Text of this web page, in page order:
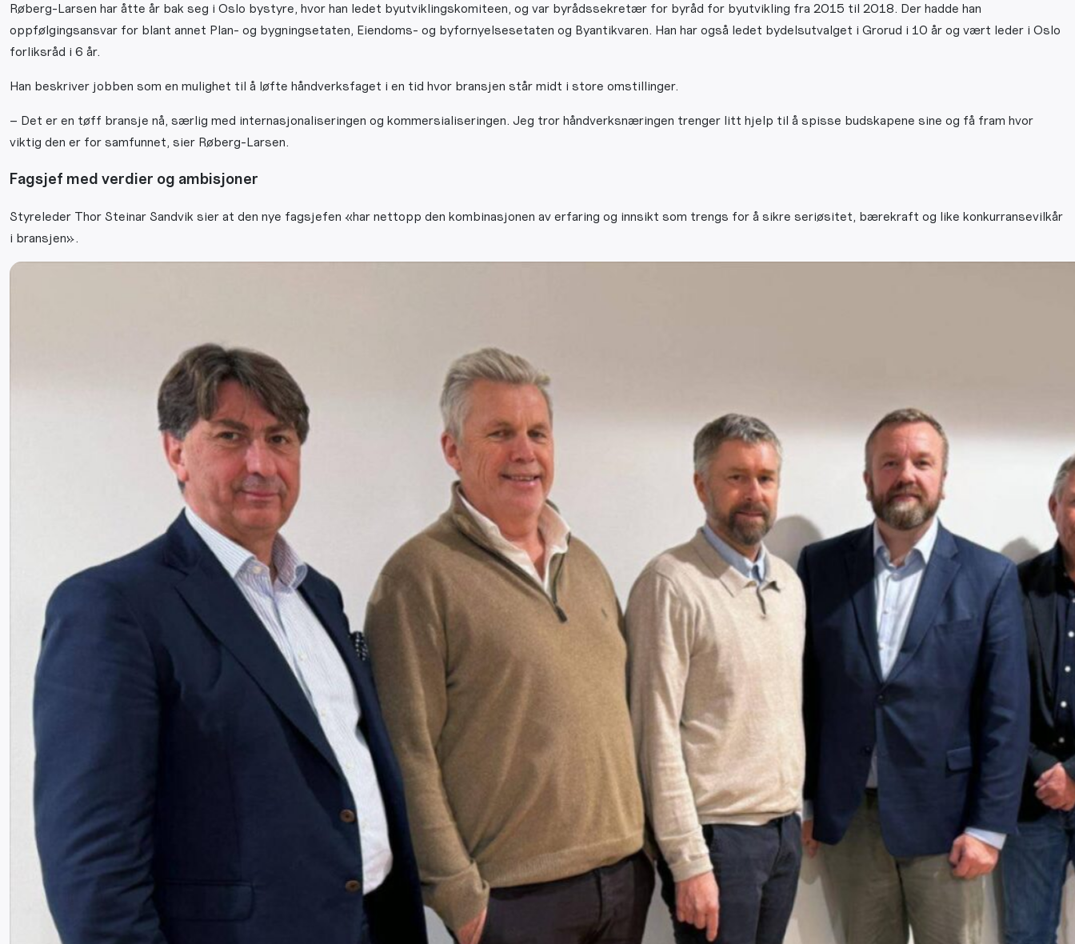
Røberg-Larsen har åtte år bak seg i Oslo bystyre, hvor han ledet byutviklingskomiteen, og var byrådssekretær for byråd for byutvikling fra 2015 til 2018. Der hadde han
oppfølgingsansvar for blant annet Plan- og bygningsetaten, Eiendoms- og byfornyelsesetaten og Byantikvaren. Han har også ledet bydelsutvalget i Grorud i 10 år og vært leder i Oslo
forliksråd i 6 år.
Han beskriver jobben som en mulighet til å løfte håndverksfaget i en tid hvor bransjen står midt i store omstillinger.
– Det er en tøff bransje nå, særlig med internasjonaliseringen og kommersialiseringen. Jeg tror håndverksnæringen trenger litt hjelp til å spisse budskapene sine og få fram hvor
viktig den er for samfunnet, sier Røberg-Larsen.
Fagsjef med verdier og ambisjoner
Styreleder Thor Steinar Sandvik sier at den nye fagsjefen «har nettopp den kombinasjonen av erfaring og innsikt som trengs for å sikre seriøsitet, bærekraft og like konkurransevilkår
i bransjen».